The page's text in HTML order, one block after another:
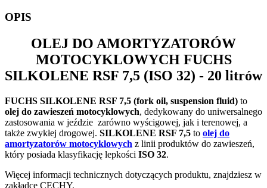
OPIS
OLEJ DO AMORTYZATORÓW
MOTOCYKLOWYCH FUCHS
SILKOLENE RSF 7,5 (ISO 32) - 20 litrów
FUCHS SILKOLENE RSF 7,5 (fork oil, suspension fluid) to
olej do zawieszeń motocyklowych, dedykowany do uniwersalnego
zastosowania w jeździe zarówno wyścigowej, jak i terenowej, a
także zwykłej drogowej. SILKOLENE RSF 7,5 to olej do
amortyzatorów motocyklowych z linii produktów do zawieszeń,
który posiada klasyfikację lepkości ISO 32.
Więcej informacji technicznych dotyczących produktu, znajdziesz w
zakładce CECHY.